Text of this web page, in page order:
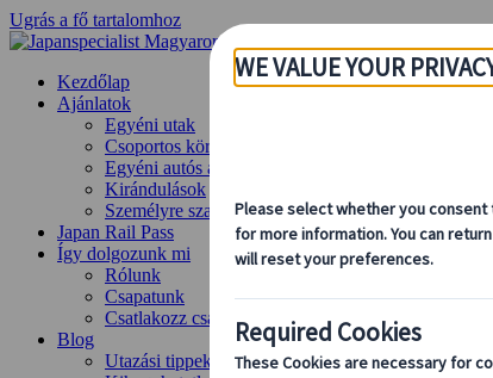
Ugrás a fő tartalomhoz
Kezdőlap
Ajánlatok
Egyéni utak
Csoportos körutazások
Egyéni autós ajánlatok
Kirándulások
Személyre szabott csoportos utazások
Japan Rail Pass
Így dolgozunk mi
Rólunk
Csapatunk
Csatlakozz csapatunkhoz
Blog
Utazási tippek évszakok szerint